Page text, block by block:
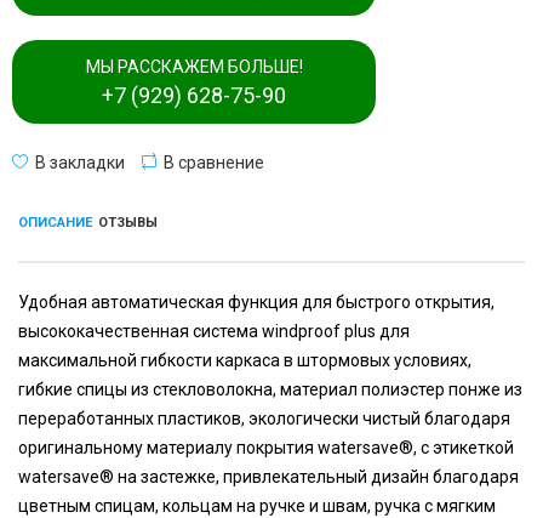
МЫ РАССКАЖЕМ БОЛЬШЕ!
+7 (929) 628-75-90
В закладки В сравнение
ОПИСАНИЕ ОТЗЫВЫ
Удобная автоматическая функция для быстрого открытия,
высококачественная система windproof plus для
максимальной гибкости каркаса в штормовых условиях,
гибкие спицы из стекловолокна, материал полиэстер понже из
переработанных пластиков, экологически чистый благодаря
оригинальному материалу покрытия watersave®, с этикеткой
watersave® на застежке, привлекательный дизайн благодаря
цветным спицам, кольцам на ручке и швам, ручка с мягким